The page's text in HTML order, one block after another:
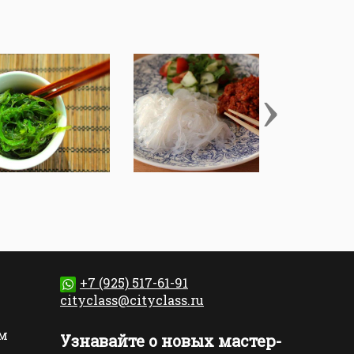
›
+7 (925) 517-61-91
cityclass@cityclass.ru
Узнавайте о новых мастер-